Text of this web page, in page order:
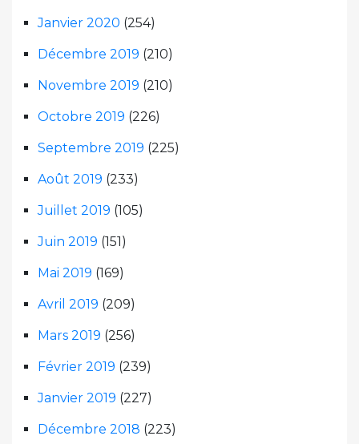
Janvier 2020 (254)
Décembre 2019 (210)
Novembre 2019 (210)
Octobre 2019 (226)
Septembre 2019 (225)
Août 2019 (233)
Juillet 2019 (105)
Juin 2019 (151)
Mai 2019 (169)
Avril 2019 (209)
Mars 2019 (256)
Février 2019 (239)
Janvier 2019 (227)
Décembre 2018 (223)